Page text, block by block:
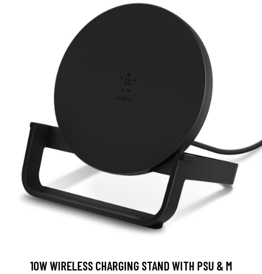
10W WIRELESS CHARGING STAND WITH PSU & M